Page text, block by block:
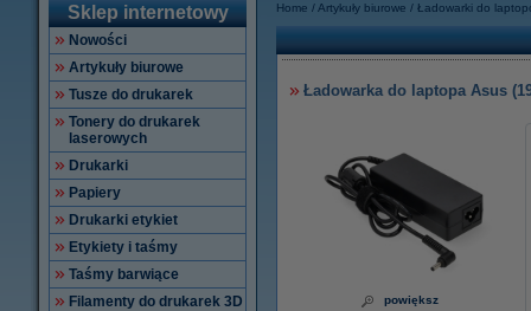
Sklep internetowy
Nowości
Artykuły biurowe
Tusze do drukarek
Tonery do drukarek
laserowych
Drukarki
Papiery
Drukarki etykiet
Etykiety i taśmy
Taśmy barwiące
Filamenty do drukarek 3D
Home Artykuły biurowe Ładowarki do
Ładowarka do laptopa Asus
powiększ